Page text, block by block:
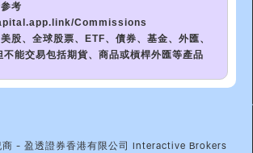
考
Commissions
股、全球股票、ETF、債券、基金、外匯、
不能交易包括期貨、商品或槓桿外匯等產品
商 - 盈透證券香港有限公司 Interactive Brokers